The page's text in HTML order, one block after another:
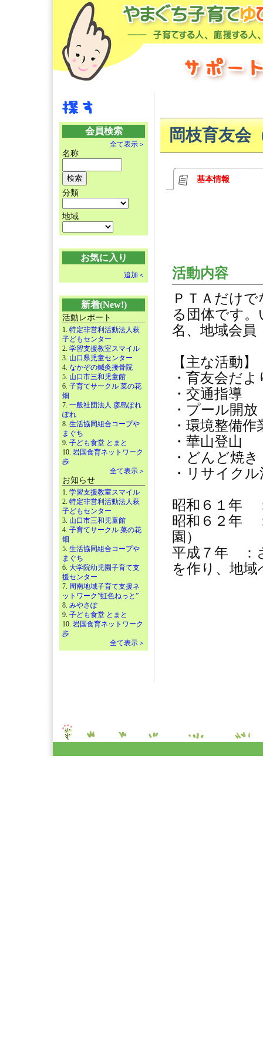
会員検索
全て表示＞
名称
分類
地域
お気に入り
追加＜
新着(New!)
活動レポート
1. 特定非営利活動法人萩
子どもセンター
2. 学習支援教室スマイル
3. 山口県児童センター
4. なかぞの鍼灸接骨院
5. 山口市三和児童館
6. 子育てサークル 菜の花
畑
7. 一般社団法人 彦島ぽれ
ぽれ
8. 生活協同組合コープや
まぐち
9. 子ども食堂 とまと
10. 岩国食育ネットワーク
歩
全て表示＞
お知らせ
1. 学習支援教室スマイル
2. 特定非営利活動法人萩
子どもセンター
3. 山口市三和児童館
4. 子育てサークル 菜の花
畑
5. 生活協同組合コープや
まぐち
6. 大学院幼児園子育て支
援センター
7. 周南地域子育て支援ネ
ットワーク”虹色ねっと”
8. みやさぽ
9. 子ども食堂 とまと
10. 岩国食育ネットワーク
歩
全て表示＞
岡枝育友会
基本情報
活動内容
ＰＴＡだけ
る団体です
名、地域会員
【主な活動】
・育友会だ
・交通指導
・プール開放
・環境整備作
・華山登山
・どんど焼き
・リサイク
昭和６１年
昭和６２年
園）
平成７年 ：
を作り、地